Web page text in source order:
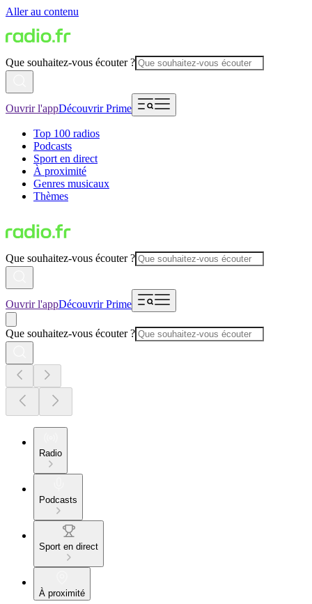
Aller au contenu
Que souhaitez-vous écouter ?
Ouvrir l'appDécouvrir Prime
Top 100 radios
Podcasts
Sport en direct
À proximité
Genres musicaux
Thèmes
Que souhaitez-vous écouter ?
Ouvrir l'appDécouvrir Prime
Que souhaitez-vous écouter ?
Radio
Podcasts
Sport en direct
À proximité